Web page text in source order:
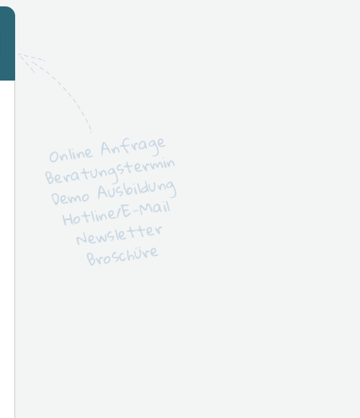
Online Anfrage
Beratungstermin
Demo Ausbildung
Hotline/E-Mail
Newsletter
Broschüre